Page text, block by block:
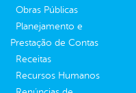
Obras Públicas
Planejamento e
Prestação de Contas
Receitas
Recursos Humanos